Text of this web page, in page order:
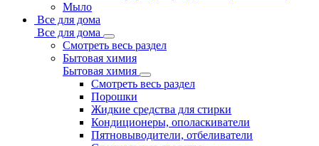
Мыло
Все для дома
Все для дома
Смотреть весь раздел
Бытовая химия
Бытовая химия
Смотреть весь раздел
Порошки
Жидкие средства для стирки
Кондиционеры, ополаскиватели
Пятновыводители, отбеливатели